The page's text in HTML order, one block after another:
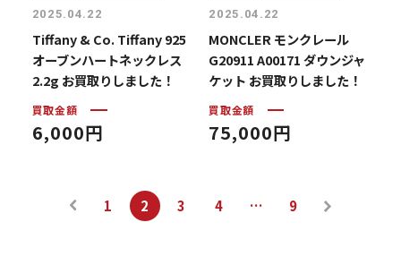
2025.04.22
Tiffany & Co. Tiffany 925
オーブンハートネックレス
2.2g お買取りしました！
買取金額
6,000円
2025.04.22
MONCLER モンクレール
G20911 A00171 ダウンジャ
ケット お買取りしました！
買取金額
75,000円
1 2 3 4 …
9